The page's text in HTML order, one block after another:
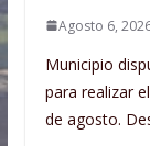
Agosto 6,
Municipio
para realizar
de agosto.